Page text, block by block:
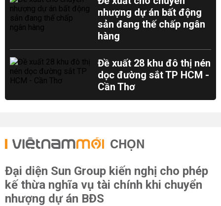
nhượng dự án bất động
sản đang thế chấp ngân
hàng
Đề xuất 28 khu đô thị nén
dọc đường sắt TP HCM -
Cần Thơ
CHỌN
Đại diện Sun Group kiến nghị cho phép
kế thừa nghĩa vụ tài chính khi chuyển
nhượng dự án BĐS